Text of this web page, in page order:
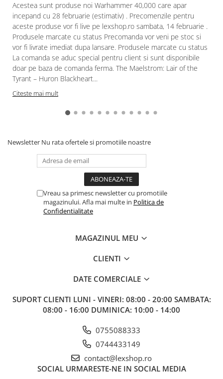
Figurine
Star Wars figurine
Friday The 13th
Marvel Univers
Figurine diverse
DC Univers
FUNKO POP!
Anime
Transformers
Modele Revell
Acestea sunt produse noi Warhammer 40,000 care apar
incepand cu 28 februarie (estimativ) . Precomenzile pentru
aceste produse vor fi live pe lexshop.ro sambata, 14 februarie .
Produsele marcate cu status Precomanda vor veni pe stoc si
vor fi livrate imediat dupa lansare. Produsele marcate cu status
La comanda se aduc special pentru client si sunt disponibile
doar pe baza de comanda ferma. The Maelstrom: Lair of the
Tyrant – Huron Blackheart...
Citeste mai mult
Newsletter Nu rata ofertele si promotiile noastre
Vreau sa primesc newsletter cu promotiile
magazinului. Afla mai multe in Politica de
Confidentialitate
MAGAZINUL MEU
CLIENTI
DATE COMERCIALE
SUPORT CLIENTI LUNI - VINERI: 08:00 - 20:00 SAMBATA:
08:00 - 16:00 DUMINICA: 10:00 - 14:00
0755088333
0744433149
contact@lexshop.ro
SOCIAL URMARESTE-NE IN SOCIAL MEDIA